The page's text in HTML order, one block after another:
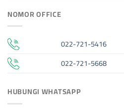
NOMOR OFFICE
022-721-5416
022-721-5668
HUBUNGI WHATSAPP